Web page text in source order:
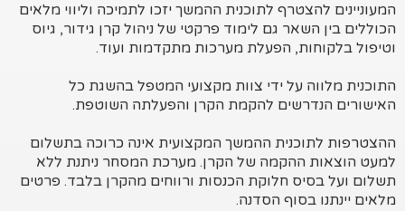
המעוניינים להצטרף לתוכנית ההמשך יזכו לתמיכה וליווי מלאים
הכוללים בין השאר גם לימוד פרקטי של ניהול קרן גידור, גיוס
וטיפול בלקוחות, הפעלת מערכות מתקדמות ועוד.
התוכנית מלווה על ידי צוות מקצועי המטפל בהשגת כל
האישורים הנדרשים להקמת הקרן והפעלתה השוטפת.
ההצטרפות לתוכנית ההמשך המקצועית אינה כרוכה בתשלום
למעט הוצאות ההקמה של הקרן. מערכת המסחר ניתנת ללא
תשלום ועל בסיס חלוקת הכנסות ורווחים מהקרן בלבד. פרטים
מלאים יינתנו בסוף הסדנה.